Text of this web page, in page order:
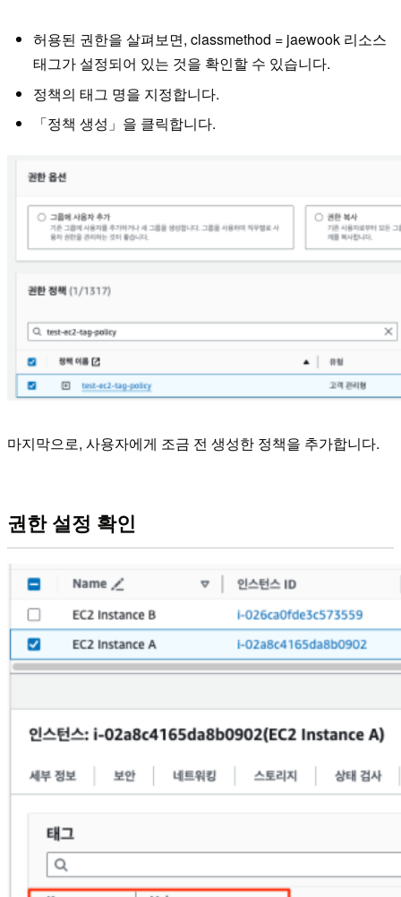
허용된 권한을 살펴보면, classmethod = jaewook 리소스
태그가 설정되어 있는 것을 확인할 수 있습니다.
정책의 태그 명을 지정합니다.
「정책 생성」을 클릭합니다.
마지막으로, 사용자에게 조금 전 생성한 정책을 추가합니다.
권한 설정 확인